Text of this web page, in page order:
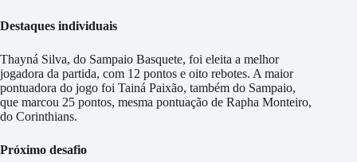
Destaques individuais
Thayná Silva, do Sampaio Basquete, foi eleita a melhor
jogadora da partida, com 12 pontos e oito rebotes. A maior
pontuadora do jogo foi Tainá Paixão, também do Sampaio,
que marcou 25 pontos, mesma pontuação de Rapha Monteiro,
do Corinthians.
Próximo desafio